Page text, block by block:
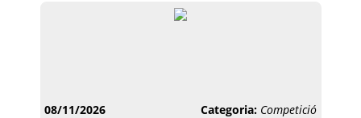
08/11/2026 Categoria: Competició